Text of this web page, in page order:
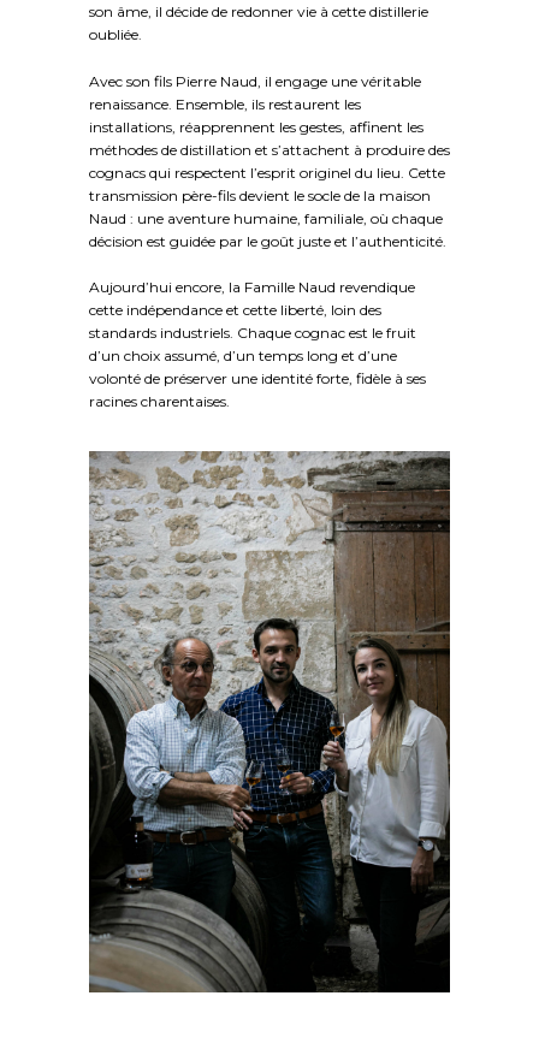
son âme, il décide de redonner vie à cette distillerie
oubliée.
Avec son fils Pierre Naud, il engage une véritable
renaissance. Ensemble, ils restaurent les
installations, réapprennent les gestes, affinent les
méthodes de distillation et s’attachent à produire des
cognacs qui respectent l’esprit originel du lieu. Cette
transmission père-fils devient le socle de la maison
Naud : une aventure humaine, familiale, où chaque
décision est guidée par le goût juste et l’authenticité.
Aujourd’hui encore, la Famille Naud revendique
cette indépendance et cette liberté, loin des
standards industriels. Chaque cognac est le fruit
d’un choix assumé, d’un temps long et d’une
volonté de préserver une identité forte, fidèle à ses
racines charentaises.